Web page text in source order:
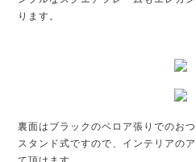
ります。
裏面はブラックのベロア張りでのおつ
スタンド式ですので、インテリアの